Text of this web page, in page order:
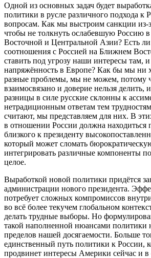
Одной из основных задач будет
политики в русле различного подхода к
вопросам. Как мы выстроим санкции из-
чтобы не толкнуть ослабевшую Россию в
Восточной и Центральной Азии? Есть
соотношения с Россией на Ближнем
ставить под угрозу наши интересы там,
напряжённость в Европе? Как бы мы ни
разные проблемы, мы не можем, потому
взаимосвязано и доверие нельзя делить,
разницы в силе русские склонны к
нетрадиционным ответам тем
считают, мы представляем для них. В
в отношении России должна находиться
близкого к президенту
который может сломать
интегрировать различные компоненты
целое.
Выработкой новой политики придётся
администрации нового президента.
потребует сложных компромиссов
во всё более текучем глобальном
делать трудные выборы. Но
такой наполненной нюансами политики
пределов нашей досягаемости. Больше
единственный путь политики к России,
продвинет интересы Америки сейчас и